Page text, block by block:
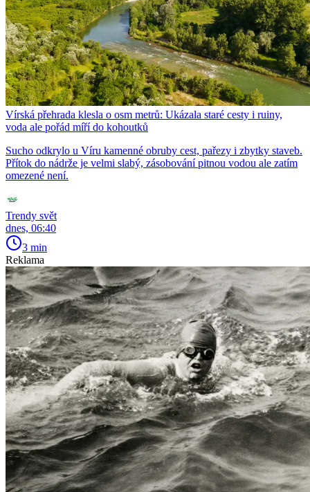
Vírská přehrada klesla o osm metrů: Ukázala staré cesty i ruiny,
voda ale pořád míří do kohoutků
Sucho odkrylo u Víru kamenné obruby cest, pařezy i zbytky staveb.
Přítok do nádrže je velmi slabý, zásobování pitnou vodou ale zatím
omezené není.
Trendy svět
dnes, 06:40
3 min
Reklama